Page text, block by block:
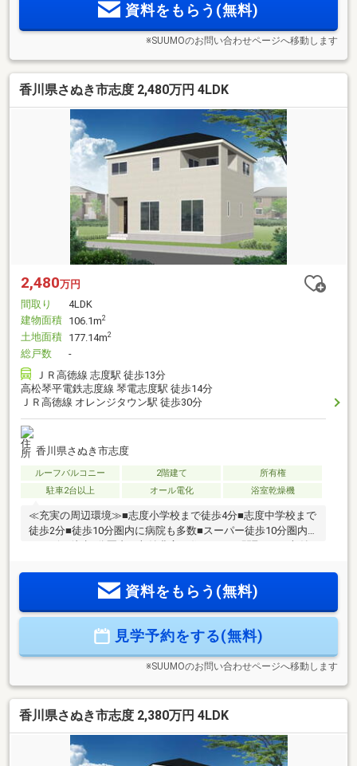
資料をもらう(無料)
※SUUMOのお問い合わせページへ移動します
香川県さぬき市志度 2,480万円 4LDK
2,480万円
間取り
4LDK
建物面積 106.1m2
土地面積 177.14m2
総戸数
-
ＪＲ高徳線 志度駅 徒歩13分
高松琴平電鉄志度線 琴電志度駅 徒歩14分
ＪＲ高徳線 オレンジタウン駅 徒歩30分
香川県さぬき市志度
ルーフバルコニー 2階建て
所有権
駐車2台以上
オール電化 浴室乾燥機
≪充実の周辺環境≫■志度小学校まで徒歩4分■志度中学校まで
徒歩2分■徒歩10分圏内に病院も多数■スーパー徒歩10分圏内■
雨でも安心のインナーバルコニー≪安心の住宅性能≫■高断熱
×耐震等級3×低価格の新築住宅!■住宅性能表示制度7項目で最
資料をもらう(無料)
見学予約をする(無料)
※SUUMOのお問い合わせページへ移動します
香川県さぬき市志度 2,380万円 4LDK